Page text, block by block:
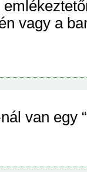
vagy a
van egy